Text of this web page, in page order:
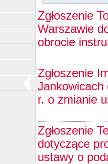
Zgłoszenie
Warszawie
obrocie
Zgłoszenie
Jankowicach
r. o zmianie
Zgłoszenie
dotyczące
ustawy o